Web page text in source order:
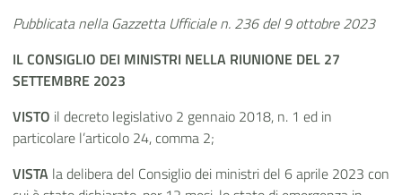
Pubblicata nella Gazzetta Ufficiale n. 236 del 9 ottobre 2023
IL CONSIGLIO DEI MINISTRI NELLA RIUNIONE DEL 27
SETTEMBRE 2023
VISTO il decreto legislativo 2 gennaio 2018, n. 1 ed in
particolare l’articolo 24, comma 2;
VISTA la delibera del Consiglio dei ministri del 6 aprile 2023 con